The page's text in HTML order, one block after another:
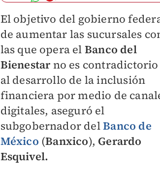
El objetivo del gobierno
de aumentar las sucursales
las que opera el Banco del
Bienestarno es contradictorio
al desarrollo de la inclusión
financiera por medio de
digitales, aseguró el
subgobernador delBanco de
México (Banxico), Gerardo
Esquivel.